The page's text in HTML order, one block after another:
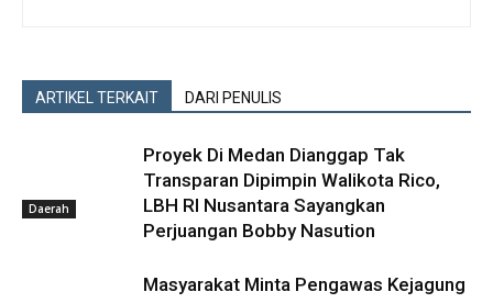
ARTIKEL TERKAIT DARI PENULIS
Daerah
Proyek Di Medan Dianggap Tak
Transparan Dipimpin Walikota Rico,
LBH RI Nusantara Sayangkan
Perjuangan Bobby Nasution
Masyarakat Minta Pengawas Kejagung